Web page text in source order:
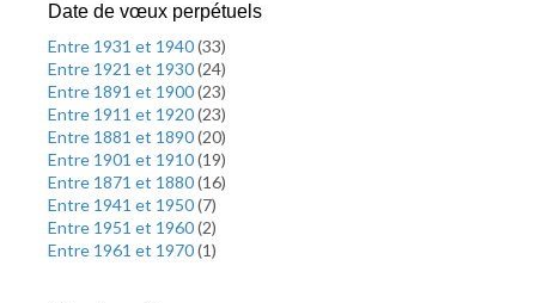
Date de vœux perpétuels
Entre 1931 et 1940(33)
Entre 1921 et 1930(24)
Entre 1891 et 1900(23)
Entre 1911 et 1920(23)
Entre 1881 et 1890(20)
Entre 1901 et 1910(19)
Entre 1871 et 1880(16)
Entre 1941 et 1950(7)
Entre 1951 et 1960(2)
Entre 1961 et 1970(1)